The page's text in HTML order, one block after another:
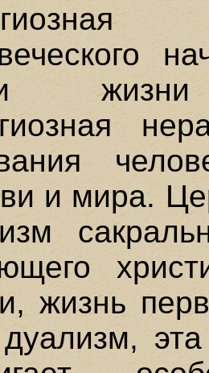
жизни
и мира.
жизнь
дуализм,